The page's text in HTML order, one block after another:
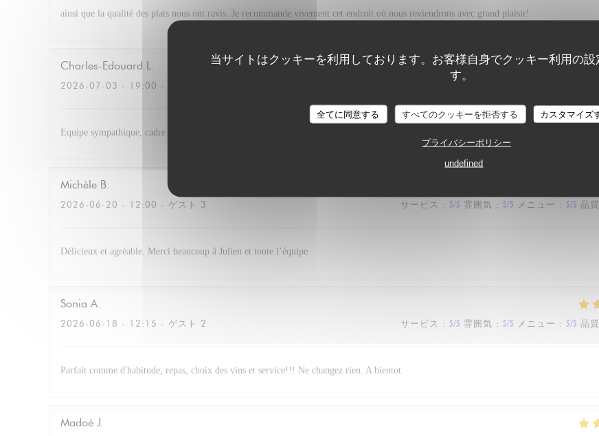
当サイトはクッキーを利用しております。お客様自身でクッキー利用の設
す。
全てに同意する すべてのクッキーを拒否する カスタマイズ
プライバシーポリシー
undefined
ainsi que la qualité des plats nous ont ravis. Je recommande vivement cet endroit où nous reviendrons avec grand plaisir!
Charles-Edouard L
2026-07-03 - 19:00 - ゲスト 4
Equipe sympathique, cadre très agréable. Cocktail excellent et repas très bon. Prix raisonnable.
Michèle B
2026-06-20 - 12:00 - ゲスト 3 サービス : 5/5 雰囲気 : 5/5 メニュー : 5/5 品
Délicieux et agréable. Merci beaucoup â Julien et toute l’équipe
Sonia A
2026-06-18 - 12:15 - ゲスト 2 サービス : 5/5 雰囲気 : 5/5 メニュー : 5/5 品
Parfait comme d'habitude, repas, choix des vins et service!!! Ne changez rien. A bientot
Madoé J